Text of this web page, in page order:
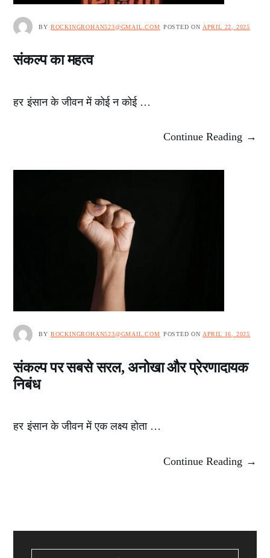
BY ROCKINGROHAN523@GMAIL.COM POSTED ON APRIL 22, 2025
संकल्प का महत्व
हर इंसान के जीवन में कोई न कोई …
Continue Reading →
BY ROCKINGROHAN523@GMAIL.COM POSTED ON APRIL 16, 2025
संकल्प पर सबसे सरल, अनोखा और प्रेरणादायक
निबंध
हर इंसान के जीवन में एक लक्ष्य होता …
Continue Reading →